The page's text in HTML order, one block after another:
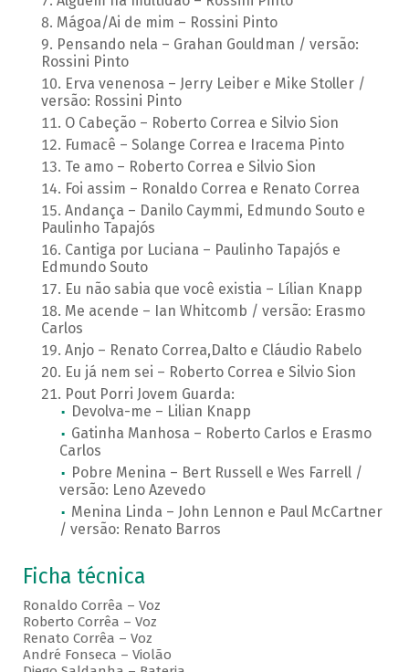
Mágoa/Ai de mim – Rossini Pinto
Pensando nela – Grahan Gouldman / versão:
Rossini Pinto
Erva venenosa – Jerry Leiber e Mike Stoller /
versão: Rossini Pinto
O Cabeção – Roberto Correa e Silvio Sion
Fumacê – Solange Correa e Iracema Pinto
Te amo – Roberto Correa e Silvio Sion
Foi assim – Ronaldo Correa e Renato Correa
Andança – Danilo Caymmi, Edmundo Souto e
Paulinho Tapajós
Cantiga por Luciana – Paulinho Tapajós e
Edmundo Souto
Eu não sabia que você existia – Lílian Knapp
Me acende – Ian Whitcomb / versão: Erasmo
Carlos
Anjo – Renato Correa,Dalto e Cláudio Rabelo
Eu já nem sei – Roberto Correa e Silvio Sion
Pout Porri Jovem Guarda:
Devolva-me – Lilian Knapp
Gatinha Manhosa – Roberto Carlos e Erasmo
Carlos
Pobre Menina – Bert Russell e Wes Farrell /
versão: Leno Azevedo
Menina Linda – John Lennon e Paul McCartner
/ versão: Renato Barros
Ficha técnica
Ronaldo Corrêa – Voz
Roberto Corrêa – Voz
Renato Corrêa – Voz
André Fonseca – Violão